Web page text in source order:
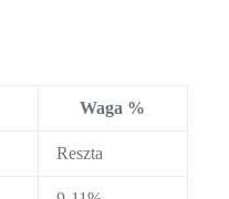
Waga %
Reszta